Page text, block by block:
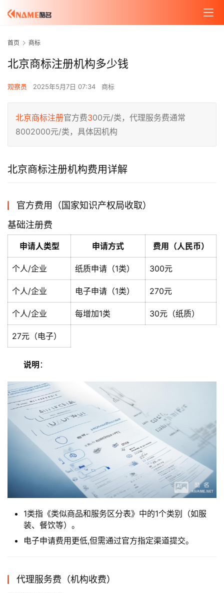
首页 商标
北京商标注册机构多少钱
观察员 2025年5月7日 07:34 商标
北京商标注册官方费300元/类，代理服务费通常
8002000元/类，具体因机构
北京商标注册机构费用详解
官方费用（国家知识产权局收取）
基础注册费
申请人类型 申请方式 费用（人民币）
个人/企业 纸质申请（1类） 300元
个人/企业 电子申请（1类） 270元
个人/企业 每增加1类 30元（纸质）
27元（电子）
说明 ：
1类指《类似商品和服务区分表》中的1个类别（如服
装、餐饮等）。
电子申请费用更低,但需通过官方指定渠道提交。
代理服务费（机构收费）